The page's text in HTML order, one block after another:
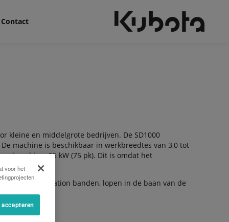
Contact
kleine en middelgrote bedrijven. De SD1000
machine is beschikbaar in werkbreedtes van 3,0 tot
55 kW (75 pk). Dit is omdat het
of floatation banden, lopen in de baan van de
de grond.
voor het